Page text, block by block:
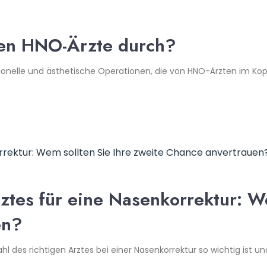
HNO-Ärzte durch?
und ästhetische Operationen, die von HNO-Ärzten im
für eine Nasenkorrektur:
des richtigen Arztes bei einer Nasenkorrektur so wichtig ist